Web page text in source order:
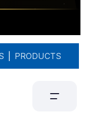
PRODUCTS